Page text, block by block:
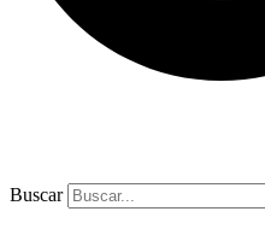
Buscar